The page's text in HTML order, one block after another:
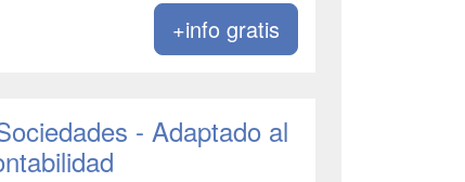
+info gratis
- Adaptado al